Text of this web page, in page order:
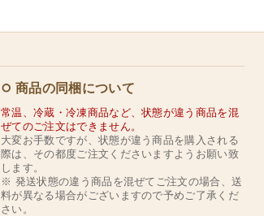
商品の同梱について
常温、冷蔵・冷凍商品など、状態が違う商品を混
ぜてのご注文はできません。
大変お手数ですが、状態が違う商品を購入される
際は、その都度ご注文くださいますようお願い致
します。
※ 発送状態の違う商品を混ぜてご注文の場合、送
料が異なる場合がございますので予めご了承くだ
さい。